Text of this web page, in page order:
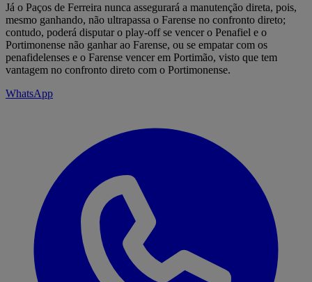
Já o Paços de Ferreira nunca assegurará a manutenção direta, pois,
mesmo ganhando, não ultrapassa o Farense no confronto direto;
contudo, poderá disputar o play-off se vencer o Penafiel e o
Portimonense não ganhar ao Farense, ou se empatar com os
penafidelenses e o Farense vencer em Portimão, visto que tem
vantagem no confronto direto com o Portimonense.
WhatsApp